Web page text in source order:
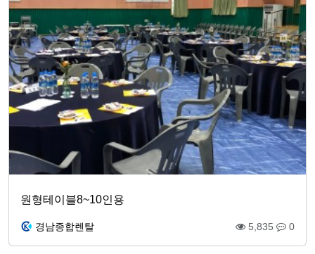
원형테이블8~10인용
경남종합렌탈 5,835 0